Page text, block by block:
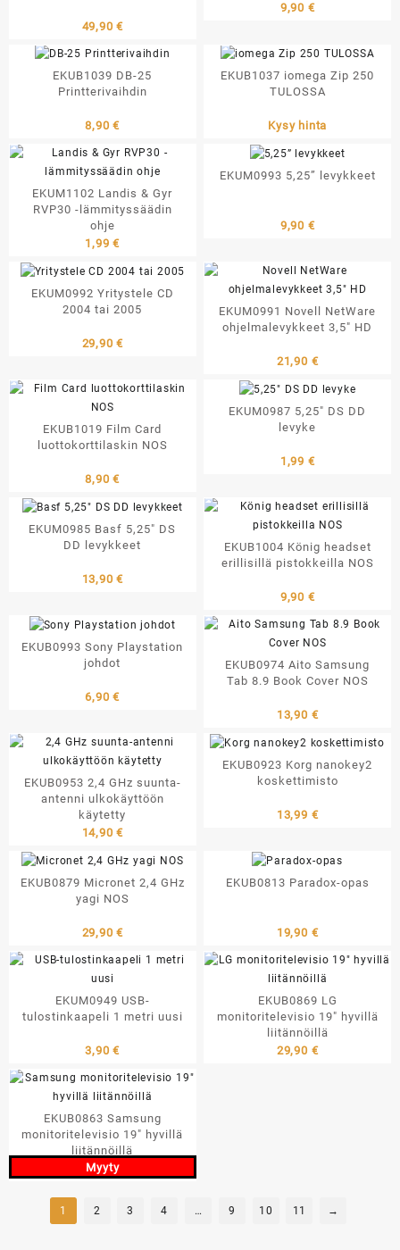
49,90€
9,90 €
EKUB1039 DB-25
Printterivaihdin
8,90€
EKUB1037 iomega Zip 250
TULOSSA
Kysy hinta
EKUM1102 Landis & Gyr
RVP30 -lämmityssäädin
ohje
1,99€
EKUM0993 5,25” levykkeet
9,90 €
EKUM0992 Yritystele CD
2004 tai 2005
29,90€
EKUM0991 Novell NetWare
ohjelmalevykkeet 3,5″ HD
21,90 €
EKUB1019 Film Card
luottokorttilaskin NOS
8,90€
EKUM0987 5,25″ DS DD
levyke
1,99 €
EKUM0985 Basf 5,25″ DS
DD levykkeet
13,90€
EKUB1004 König headset
erillisillä pistokkeilla NOS
9,90 €
EKUB0993 Sony Playstation
johdot
6,90€
EKUB0974 Aito Samsung
Tab 8.9 Book Cover NOS
13,90 €
EKUB0953 2,4 GHz suunta-
antenni ulkokäyttöön
käytetty
14,90€
EKUB0923 Korg nanokey2
koskettimisto
13,99 €
EKUB0879 Micronet 2,4 GHz
yagi NOS
29,90€
EKUB0813 Paradox-opas
19,90 €
EKUM0949 USB-
tulostinkaapeli 1 metri uusi
3,90€
EKUB0869 LG
monitoritelevisio 19″ hyvillä
liitännöillä
29,90 €
EKUB0863 Samsung
monitoritelevisio 19″ hyvillä
liitännöillä
Myyty
1 2 3 4 … 9 10 11 →